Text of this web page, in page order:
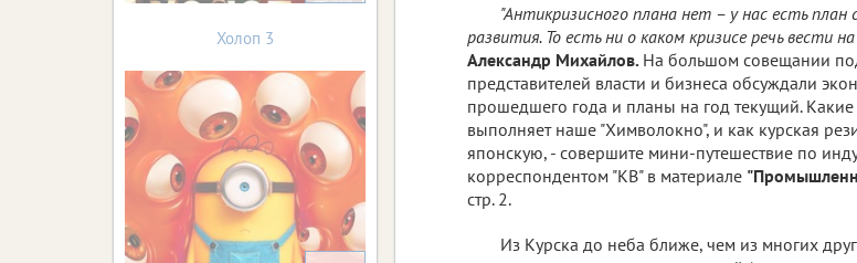
"Антикризисного плана нет – у нас есть план
развития. То есть ни о каком кризисе речь вести
Александр Михайлов. На большом совещании
представителей власти и бизнеса обсуждали
прошедшего года и планы на год текущий.
выполняет наше "Химволокно", и как курская
японскую, - совершите мини-путешествие по
корреспондентом "КВ" в материале
стр. 2.
Из Курска до неба ближе, чем из многих
Холоп 3